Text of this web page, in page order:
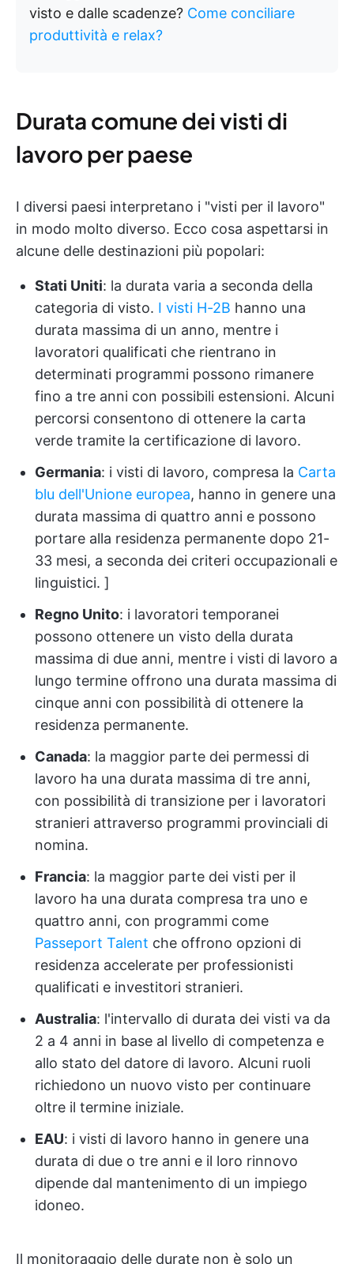
visto e dalle scadenze? Come conciliare
produttività e relax?
Durata comune dei visti di
lavoro per paese
I diversi paesi interpretano i "visti per il lavoro"
in modo molto diverso. Ecco cosa aspettarsi in
alcune delle destinazioni più popolari:
Stati Uniti: la durata varia a seconda della
categoria di visto. I visti H-2B hanno una
durata massima di un anno, mentre i
lavoratori qualificati che rientrano in
determinati programmi possono rimanere
fino a tre anni con possibili estensioni. Alcuni
percorsi consentono di ottenere la carta
verde tramite la certificazione di lavoro.
Germania: i visti di lavoro, compresa la Carta
blu dell'Unione europea, hanno in genere una
durata massima di quattro anni e possono
portare alla residenza permanente dopo 21-
33 mesi, a seconda dei criteri occupazionali e
linguistici. ]
Regno Unito: i lavoratori temporanei
possono ottenere un visto della durata
massima di due anni, mentre i visti di lavoro a
lungo termine offrono una durata massima di
cinque anni con possibilità di ottenere la
residenza permanente.
Canada: la maggior parte dei permessi di
lavoro ha una durata massima di tre anni,
con possibilità di transizione per i lavoratori
stranieri attraverso programmi provinciali di
nomina.
Francia: la maggior parte dei visti per il
lavoro ha una durata compresa tra uno e
quattro anni, con programmi come
Passeport Talent che offrono opzioni di
residenza accelerate per professionisti
qualificati e investitori stranieri.
Australia: l'intervallo di durata dei visti va da
2 a 4 anni in base al livello di competenza e
allo stato del datore di lavoro. Alcuni ruoli
richiedono un nuovo visto per continuare
oltre il termine iniziale.
EAU: i visti di lavoro hanno in genere una
durata di due o tre anni e il loro rinnovo
dipende dal mantenimento di un impiego
idoneo.
Il monitoraggio delle durate non è solo un